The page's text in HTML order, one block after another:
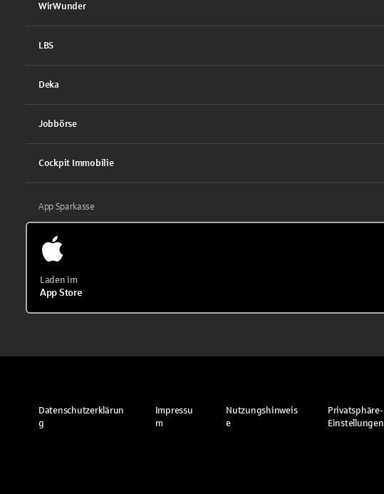
WirWunder
LBS
Deka
Jobbörse
Cockpit Immobilie
App Sparkasse
Laden im
App Store
Datenschutzerklärun
g
Impressu
m
Nutzungshinweis
e
Privatsphäre-
Einstellungen